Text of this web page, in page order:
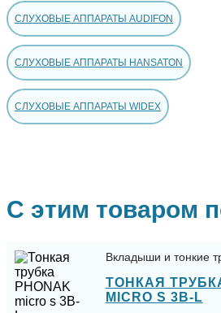
СЛУХОВЫЕ АППАРАТЫ AUDIFON
СЛУХОВЫЕ АППАРАТЫ HANSATON
СЛУХОВЫЕ АППАРАТЫ WIDEX
С этим товаром
Вкладыши и тонкие
ТОНКАЯ
MICRO S 3B-L